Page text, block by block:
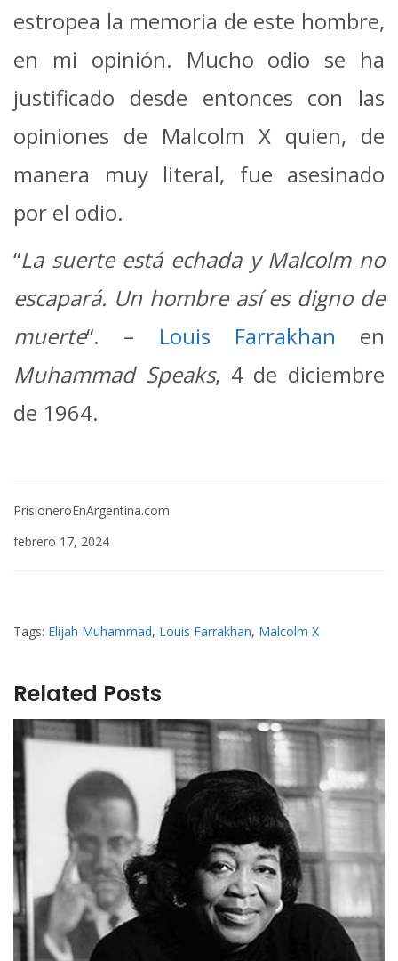
estropea la memoria de este hombre,
en mi opinión. Mucho odio se ha
justificado desde entonces con las
opiniones de Malcolm X quien, de
manera muy literal, fue asesinado
por el odio.
“La suerte está echada y Malcolm no
escapará. Un hombre así es digno de
muerte“. – Louis Farrakhan en
Muhammad Speaks, 4 de diciembre
de 1964.
PrisioneroEnArgentina.com
febrero 17, 2024
Tags: Elijah Muhammad, Louis Farrakhan, Malcolm X
Related Posts